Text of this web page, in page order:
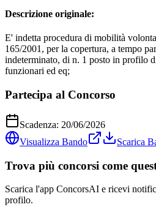
Descrizione originale:
E' indetta procedura di mobilità
165/2001, per la copertura, a tempo
indeterminato, di n. 1 posto in profilo
funzionari ed eq;
Partecipa al Concorso
Scadenza: 20/06/2026
Visualizza Bando
Scarica
Trova più concorsi come
Scarica l'app ConcorsAI e ricevi
profilo.